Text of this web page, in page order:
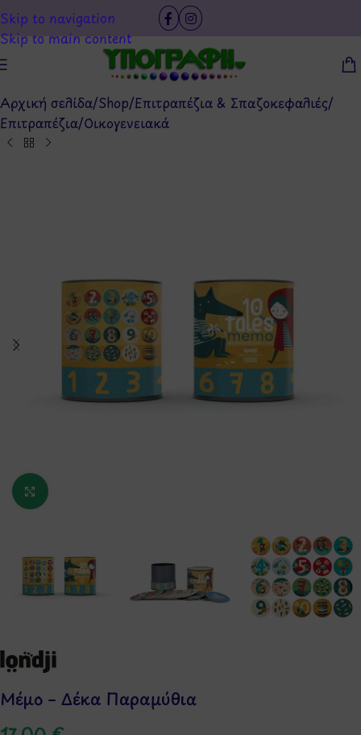
Skip to navigation
Skip to main content
Αρχική σελίδα/Shop/Επιτραπέζια & Σπαζοκεφαλιές/
Επιτραπέζια/Οικογενειακά
Κάντε κλικ για μεγέθυνση
Μέμο – Δέκα Παραμύθια